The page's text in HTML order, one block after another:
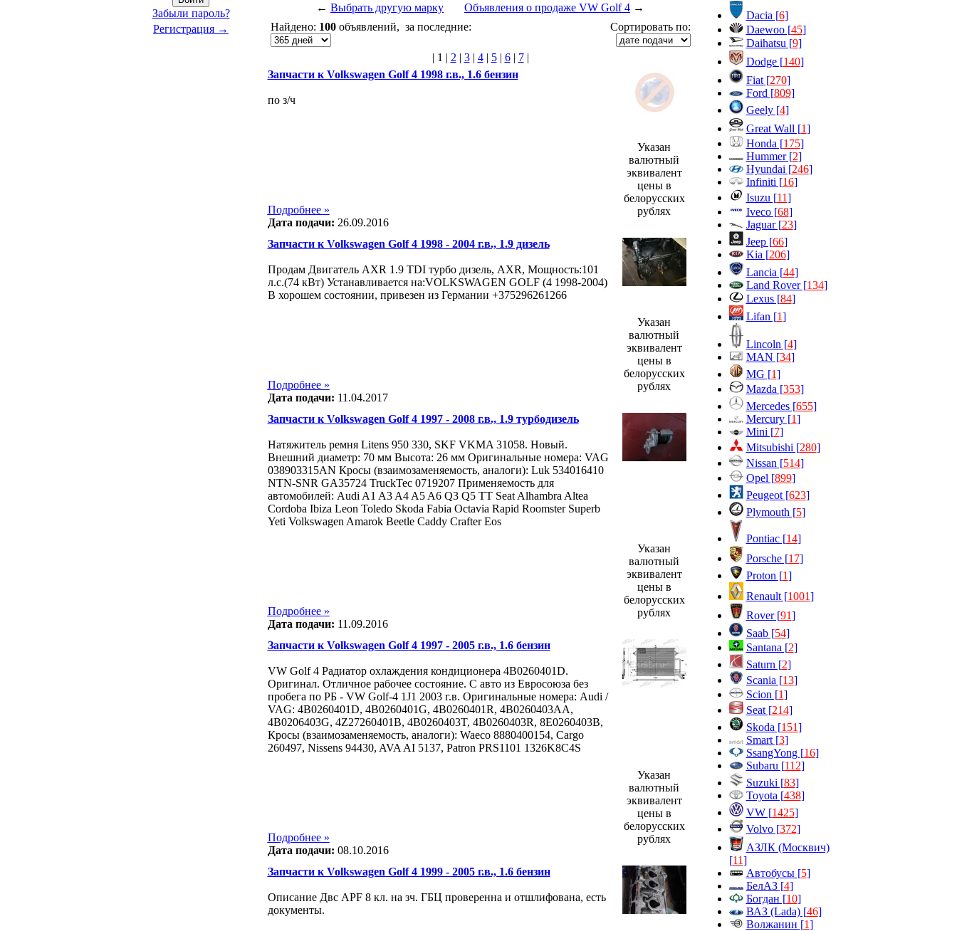
Забыли пароль?
Регистрация →
← Выбрать другую марку Объявления о продаже VW Golf 4 →
Найдено: 100объявлений, за последние: Сортировать по:
| 1 | 2 | 3| 4| 5| 6| 7|
Запчасти к Volkswagen Golf 4 1998 г.в., 1.6 бензин
по з/ч
Подробнее »
Дата подачи: 26.09.2016
Указан
валютный
эквивалент
цены в
белорусских
рублях
Запчасти к Volkswagen Golf 4 1998 - 2004 г.в., 1.9 дизель
Продам Двигатель AXR 1.9 TDI турбо дизель, AXR, Мощность:101
л.с.(74 кВт) Устанавливается на:VOLKSWAGEN GOLF (4 1998-2004)
В хорошем состоянии, привезен из Германии +375296261266
Подробнее »
Дата подачи: 11.04.2017
Указан
валютный
эквивалент
цены в
белорусских
рублях
Запчасти к Volkswagen Golf 4 1997 - 2008 г.в., 1.9 турбодизель
Натяжитель ремня Litens 950 330, SKF VKMA 31058. Новый.
Внешний диаметр: 70 мм Высота: 26 мм Оригинальные номера: VAG
038903315AN Кросы (взаимозаменяемость, аналоги): Luk 534016410
NTN-SNR GA35724 TruckTec 0719207 Применяемость для
автомобилей: Audi A1 A3 A4 A5 A6 Q3 Q5 TT Seat Alhambra Altea
Cordoba Ibiza Leon Toledo Skoda Fabia Octavia Rapid Roomster Superb
Yeti Volkswagen Amarok Beetle Caddy Crafter Eos
Подробнее »
Дата подачи: 11.09.2016
Указан
валютный
эквивалент
цены в
белорусских
рублях
Запчасти к Volkswagen Golf 4 1997 - 2005 г.в., 1.6 бензин
VW Golf 4 Радиатор охлаждения кондиционера 4B0260401D.
Оригинал. Отличное рабочее состояние. С авто из Евросоюза без
пробега по РБ - VW Golf-4 1J1 2003 г.в. Оригинальные номера: Audi /
VAG: 4B0260401D, 4B0260401G, 4B0260401R, 4B0260403AA,
4B0206403G, 4Z27260401B, 4B0260403T, 4B0260403R, 8E0260403B,
Кросы (взаимозаменяемость, аналоги): Waeco 8880400154, Cargo
260497, Nissens 94430, AVA AI 5137, Patron PRS1101 1326K8C4S
Подробнее »
Дата подачи: 08.10.2016
Указан
валютный
эквивалент
цены в
белорусских
рублях
Запчасти к Volkswagen Golf 4 1999 - 2005 г.в., 1.6 бензин
Описание Двс APF 8 кл. на зч. ГБЦ проверенна и отшлифована, есть
документы.
Dacia [6]
Daewoo [45]
Daihatsu [9]
Dodge [140]
Fiat [270]
Ford [809]
Geely [4]
Great Wall [1]
Honda [175]
Hummer [2]
Hyundai [246]
Infiniti [16]
Isuzu [11]
Iveco [68]
Jaguar [23]
Jeep [66]
Kia [206]
Lancia [44]
Land Rover [134]
Lexus [84]
Lifan [1]
Lincoln [4]
MAN [34]
MG [1]
Mazda [353]
Mercedes [655]
Mercury [1]
Mini [7]
Mitsubishi [280]
Nissan [514]
Opel [899]
Peugeot [623]
Plymouth [5]
Pontiac [14]
Porsche [17]
Proton [1]
Renault [1001]
Rover [91]
Saab [54]
Santana [2]
Saturn [2]
Scania [13]
Scion [1]
Seat [214]
Skoda [151]
Smart [3]
SsangYong [16]
Subaru [112]
Suzuki [83]
Toyota [438]
VW [1425]
Volvo [372]
АЗЛК (Москвич)
[11]
Автобусы [5]
БелАЗ [4]
Богдан [10]
ВАЗ (Lada) [46]
Волжанин [1]